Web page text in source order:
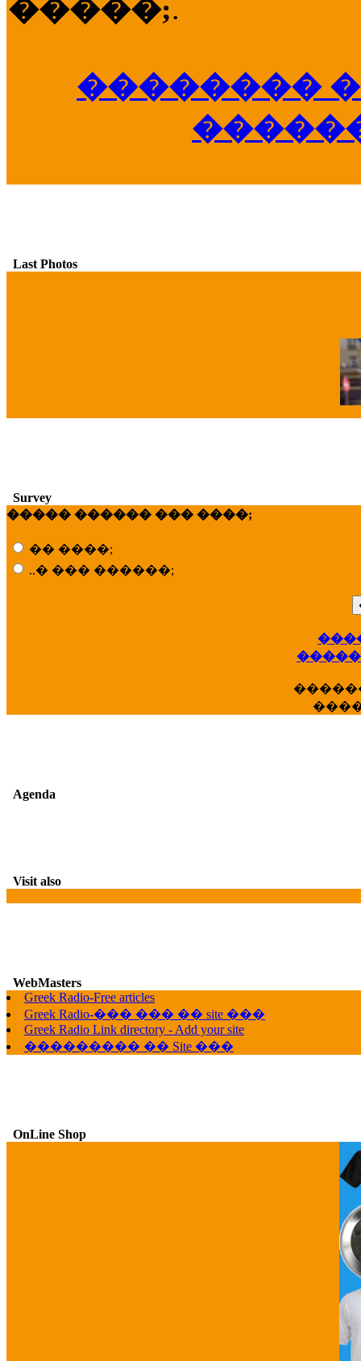
�����;.
��������
Last Photos
Survey
����� ������ ��� ����;
�� ����;
..� ��� ������;
Agenda
Visit also
WebMasters
Greek Radio-Free articles
Greek Radio-��� ��� �� site ���
Greek Radio Link directory - Add your site
��������� �� Site ���
OnLine Shop